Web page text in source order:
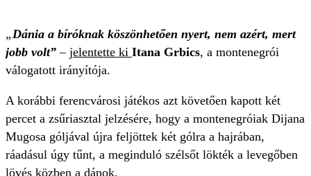
„Dánia a bíróknak köszönhetően nyert, nem azért, mert
jobb volt”– jelentette ki Itana Grbics, a montenegrói
válogatott irányítója.
A korábbi ferencvárosi játékos azt követően kapott két
percet a zsűriasztal jelzésére, hogy a montenegróiak Dijana
Mugosa góljával újra feljöttek két gólra a hajrában,
ráadásul úgy tűnt, a meginduló szélsőt lökték a levegőben
lövés közben a dánok.